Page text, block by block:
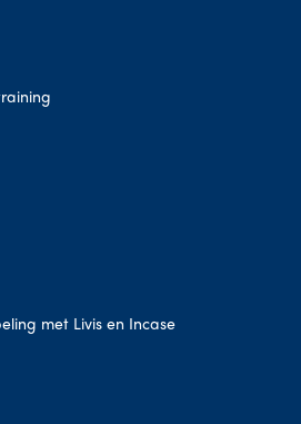
met Livis en Incase